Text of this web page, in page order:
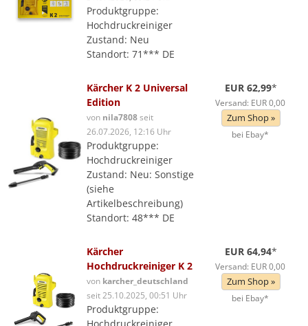
Produktgruppe:
Hochdruckreiniger
Zustand: Neu
Standort: 71*** DE
Kärcher K 2 Universal
Edition
von nila7808seit
26.07.2026, 12:16 Uhr
Produktgruppe:
Hochdruckreiniger
Zustand: Neu: Sonstige
(siehe
Artikelbeschreibung)
Standort: 48*** DE
EUR 62,99*
Versand: EUR 0,00
Zum Shop »
bei Ebay*
Kärcher
Hochdruckreiniger K 2
von karcher_deutschland
seit 25.10.2025, 00:51 Uhr
Produktgruppe:
EUR 64,94*
Versand: EUR 0,00
Zum Shop »
bei Ebay*